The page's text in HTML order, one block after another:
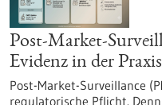
Post-Market-
Evidenz in der Praxis
Post-Market-Surveillance
regulatorische Pflicht.